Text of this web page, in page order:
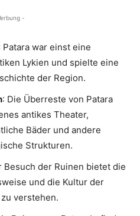
-
Patara war einst eine
Lykien und spielte eine
der Region.
: Die Überreste von Patara
antikes Theater,
Bäder und andere
Strukturen.
Besuch der Ruinen bietet die
und die Kultur der
verstehen.